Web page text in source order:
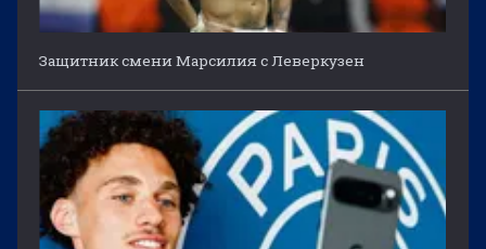
Защитник смени Марсилия с Леверкузен